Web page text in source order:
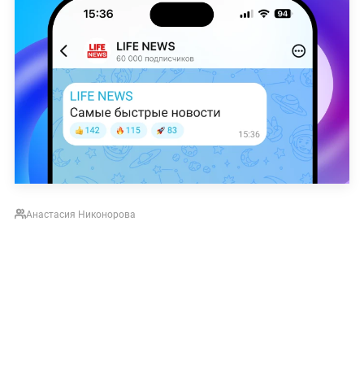
Анастасия Никонорова